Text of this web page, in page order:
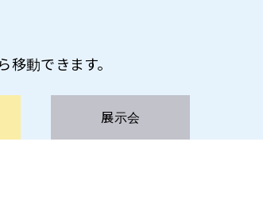
動できます。
展示会